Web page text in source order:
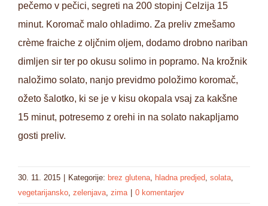
pečemo v pečici, segreti na 200 stopinj Celzija 15
minut. Koromač malo ohladimo. Za preliv zmešamo
crème fraiche z oljčnim oljem, dodamo drobno nariban
dimljen sir ter po okusu solimo in popramo. Na krožnik
naložimo solato, nanjo previdmo položimo koromač,
ožeto šalotko, ki se je v kisu okopala vsaj za kakšne
15 minut, potresemo z orehi in na solato nakapljamo
gosti preliv.
30. 11. 2015 Kategorije: brez glutena, hladna predjed, solata,
vegetarijansko, zelenjava, zima 0 komentarjev